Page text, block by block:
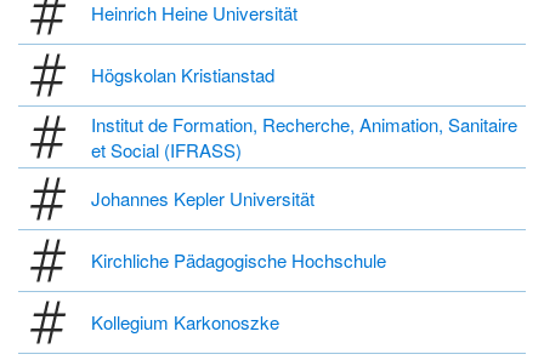
Heinrich Heine Universität
Högskolan Kristianstad
Institut de Formation, Recherche, Animation, Sanitaire
et Social (IFRASS)
Johannes Kepler Universität
Kirchliche Pädagogische Hochschule
Kollegium Karkonoszke